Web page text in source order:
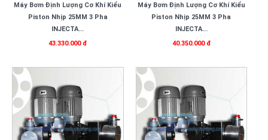
Máy Bơm Định Lượng Cơ Khí Kiểu
Piston Nhịp 25MM 3 Pha
INJECTA...
43.330.000 đ
Máy Bơm Định Lượng Cơ Khí Kiểu
Piston Nhịp 25MM 3 Pha
INJECTA...
40.350.000 đ